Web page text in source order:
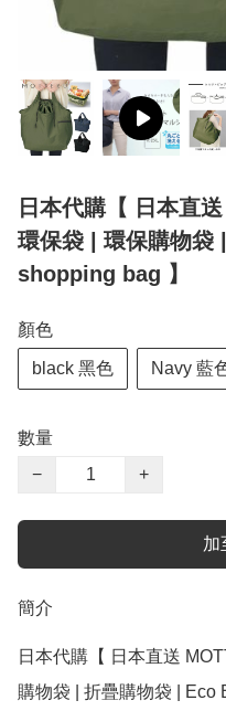
日本代購【 日本直
環保袋 | 環保購物袋
shopping bag 】
顏色
black 黑色 Navy 藍
數量
−
+
加
簡介
日本代購【 日本直送
購物袋 | 折疊購物袋 | Eco